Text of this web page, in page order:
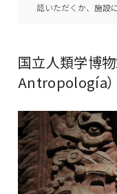
認いただくか、施設
国立人類学博
Antropología）